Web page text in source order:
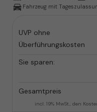
Fahrzeug mit
UVP ohne
Überführungskosten
Sie sparen:
Gesamtpreis
incl. 19% MwSt., den